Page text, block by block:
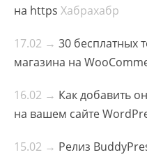
на https Хабрахабр
17.02 → 30 бесплатных
магазина на
16.02 → Как добавить
на вашем сайте
15.02 → Релиз